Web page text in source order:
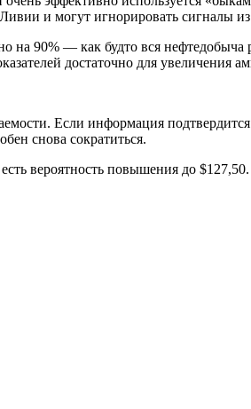
и могут игнорировать сигналы
90% — как будто вся нефтедобыча
достаточно для увеличения
Если информация
снова сократиться.
вероятность повышения до $127,50.